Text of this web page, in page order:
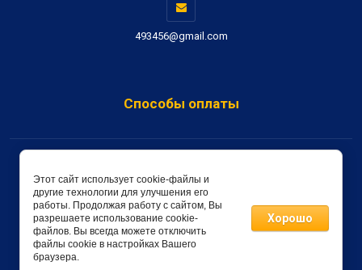
493456@gmail.com
Способы оплаты
Copyright © 2019 - 2026 Метон-Сервис
создать интернет магазин
Этот сайт использует cookie-файлы и
другие технологии для улучшения его
работы. Продолжая работу с сайтом, Вы
разрешаете использование cookie-
файлов. Вы всегда можете отключить
файлы cookie в настройках Вашего
браузера.
Хорошо